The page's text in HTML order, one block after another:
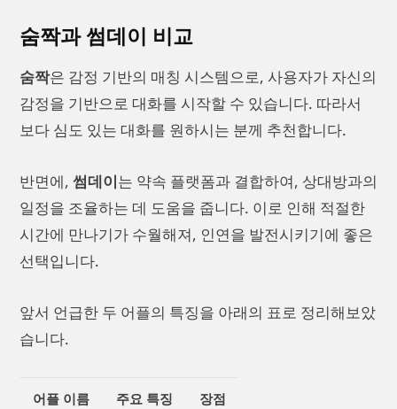
숨짝과 썸데이 비교
숨짝은 감정 기반의 매칭 시스템으로, 사용자가 자신의
감정을 기반으로 대화를 시작할 수 있습니다. 따라서
보다 심도 있는 대화를 원하시는 분께 추천합니다.
반면에, 썸데이는 약속 플랫폼과 결합하여, 상대방과의
일정을 조율하는 데 도움을 줍니다. 이로 인해 적절한
시간에 만나기가 수월해져, 인연을 발전시키기에 좋은
선택입니다.
앞서 언급한 두 어플의 특징을 아래의 표로 정리해보았
습니다.
어플 이름 주요 특징 장점